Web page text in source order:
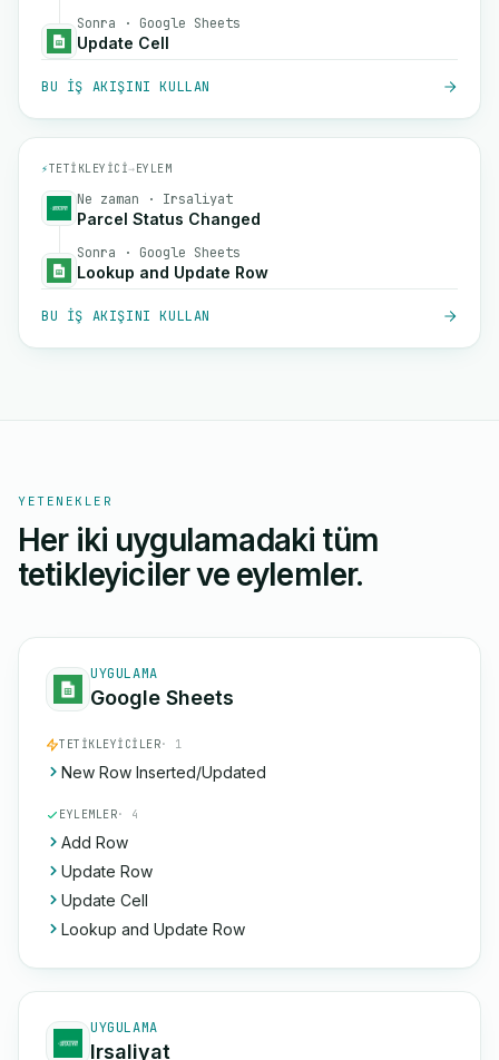
Sonra · Google Sheets
Update Cell
BU IŞ AKIŞINI KULLAN
⚡TETIKLEYICI→EYLEM
Ne zaman · Irsaliyat
Parcel Status Changed
Sonra · Google Sheets
Lookup and Update Row
BU IŞ AKIŞINI KULLAN
YETENEKLER
Her iki uygulamadaki tüm
tetikleyiciler ve eylemler.
UYGULAMA
Google Sheets
TETIKLEYICILER· 1
New Row Inserted/Updated
EYLEMLER· 4
Add Row
Update Row
Update Cell
Lookup and Update Row
UYGULAMA
Irsaliyat